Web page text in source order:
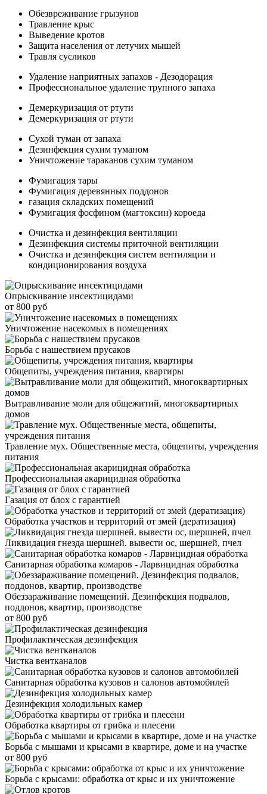
Обезвреживание грызунов
Травление крыс
Выведение кротов
Защита населения от летучих мышей
Травля сусликов
Удаление наприятных запахов - Дезодорация
Профессиональное удаление трупного запаха
Демеркуризация от ртути
Демеркуризация от ртути
Сухой туман от запаха
Дезинфекция сухим туманом
Уничтожение тараканов сухим туманом
Фумигация тары
Фумигация деревянных поддонов
газация складских помещений
Фумигация фосфином (магтоксин) короеда
Очистка и дезинфекция вентиляции
Дезинфекция системы приточной вентиляции
Очистка и дезинфекция систем вентиляции и
кондиционирования воздуха
Опрыскивание инсектицидами
от 800 руб
Уничтожение насекомых в помещениях
Борьба с нашествием прусаков
Общепиты, учреждения питания, квартиры
Вытравливание моли для общежитий, многоквартирных
домов
Травление мух. Общественные места, общепиты, учреждения
питания
Профессиональная акарицидная обработка
Газация от блох с гарантией
Обработка участков и территорий от змей (дератизация)
Ликвидация гнезда шершней. вывести ос, шершней, пчел
Санитарная обработка комаров - Ларвицидная обработка
Обеззараживание помещений. Дезинфекция подвалов,
поддонов, квартир, производстве
от 800 руб
Профилактическая дезинфекция
Чистка вентканалов
Санитарная обработка кузовов и салонов автомобилей
Дезинфекция холодильных камер
Обработка квартиры от грибка и плесени
Борьба с мышами и крысами в квартире, доме и на участке
от 800 руб
Борьба с крысами: обработка от крыс и их уничтожение